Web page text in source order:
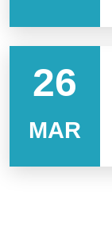
26
MAR